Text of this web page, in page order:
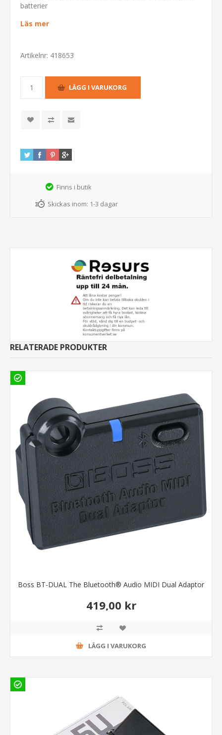
batterier
Läs mer
Artikelnr: 418653
Finns i butik
Skickas inom: 1-3 dagar
RELATERADE PRODUKTER
Boss BT-DUAL The Bluetooth® Audio MIDI Dual Adaptor
419,00 kr
LÄGG I VARUKORG